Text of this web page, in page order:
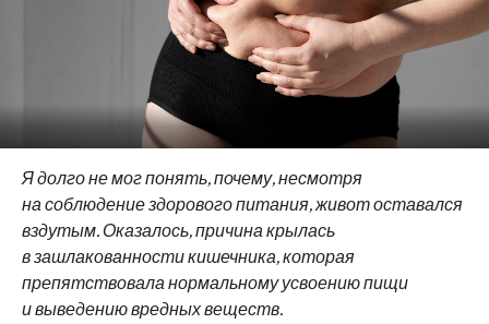
Я долго не мог понять, почему, несмотря
на соблюдение здорового питания, живот оставался
вздутым. Оказалось, причина крылась
в зашлакованности кишечника, которая
препятствовала нормальному усвоению пищи
и выведению вредных веществ.